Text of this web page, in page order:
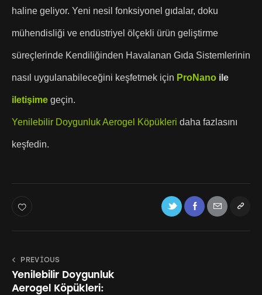
haline geliyor. Yeni nesil fonksiyonel gıdalar, doku
mühendisliği ve endüstriyel ölçekli ürün geliştirme
süreçlerinde Kendiliğinden Havalanan Gıda Sistemlerinin
nasıl uygulanabileceğini keşfetmek için ProNano ile
iletişime geçin.
Yenilebilir Doygunluk Aerogel Köpükleri daha fazlasını
keşfedin.
PREVIOUS
Yenilebilir Doygunluk
Aerogel Köpükleri: